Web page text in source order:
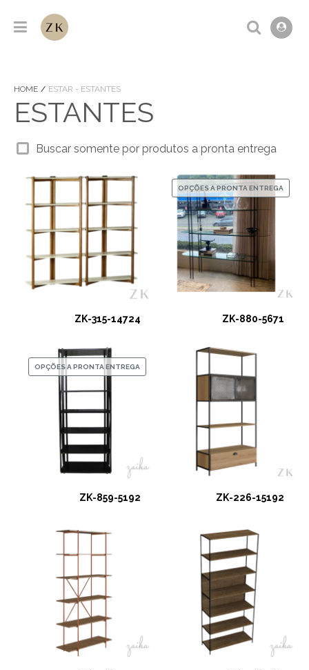
HOME ESTAR - ESTANTES
ESTANTES
Buscar somente por produtos a pronta entrega
ZK-315-14724
OPÇÕES A PRONTA ENTREGA
ZK-880-5671
OPÇÕES A PRONTA ENTREGA
ZK-859-5192 ZK-226-15192